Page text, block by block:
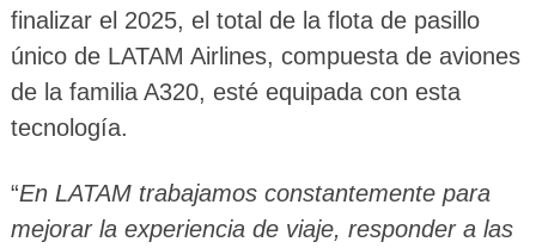
finalizar el 2025, el total de la flota de pasillo
único de LATAM Airlines, compuesta de aviones
de la familia A320, esté equipada con esta
tecnología.
“En LATAM trabajamos constantemente para
mejorar la experiencia de viaje, responder a las